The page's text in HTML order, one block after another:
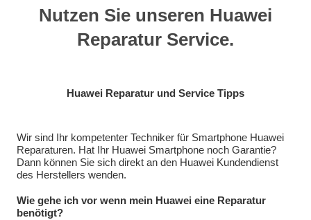
Nutzen Sie unseren Huawei
Reparatur Service.
Huawei Reparatur und Service Tipps
Wir sind Ihr kompetenter Techniker für Smartphone Huawei
Reparaturen. Hat Ihr Huawei Smartphone noch Garantie?
Dann können Sie sich direkt an den Huawei Kundendienst
des Herstellers wenden.
Wie gehe ich vor wenn mein Huawei eine Reparatur
benötigt?